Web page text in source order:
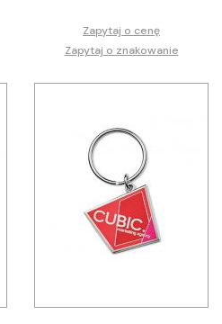
Zapytaj o cenę
Zapytaj o znakowanie